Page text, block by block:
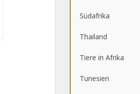
Südafrika
Thailand
Tiere in Afrika
Tunesien